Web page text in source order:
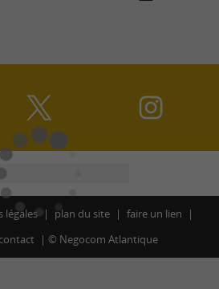
légales plan du site
faire un lien
contact © Negocom Atlantique